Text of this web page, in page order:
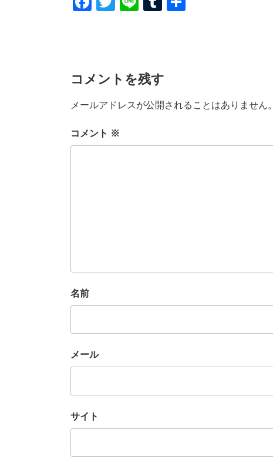
b
o
k
r
コメントを残す
メールアドレスが公開されることはありません。
コメント ※
名前
メール
サイト